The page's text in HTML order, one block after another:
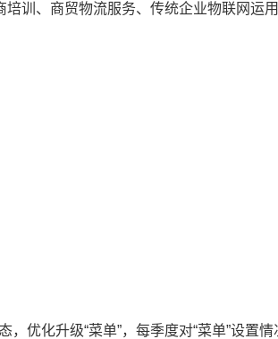
训、商贸物流服务、传统企业物联网运
化升级“菜单”，每季度对“菜单”设置